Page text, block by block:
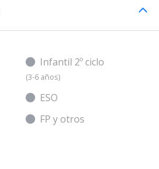
Infantil 2º ciclo
(3-6 años)
ESO
FP y otros